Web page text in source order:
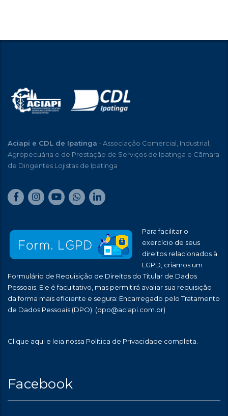
Aciapi e CDL de Ipatinga - Associação Comercial, Industrial,
Agropecuária e de Prestação de Serviços de Ipatinga e Câmara
de Dirigentes Lojistas de Ipatinga
Para facilitar o
exercício de seus
direitos relacionados à
LGPD, criamos um
Formulário de Requisição de Direitos do Titular de Dados
Pessoais. Ele é facultativo, mas permitirá avaliar sua requisição
da forma mais eficiente e segura: Encarregado pelo Tratamento
de Dados Pessoais (DPO): (dpo@aciapi.com.br)
Clique aqui e leia nossa Política de Privacidade completa.
Facebook